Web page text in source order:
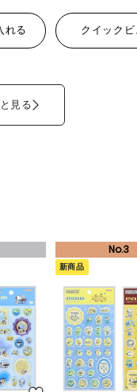
れる クイック
見る
新商品